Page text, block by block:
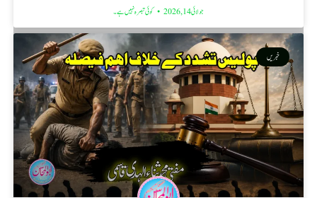
جولائی 14, 2026 کوئی تبصرہ نہیں ہے۔
خبریں